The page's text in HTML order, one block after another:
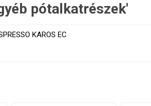
Jura Lavazza
pótalkatrészek'
KAROS EC